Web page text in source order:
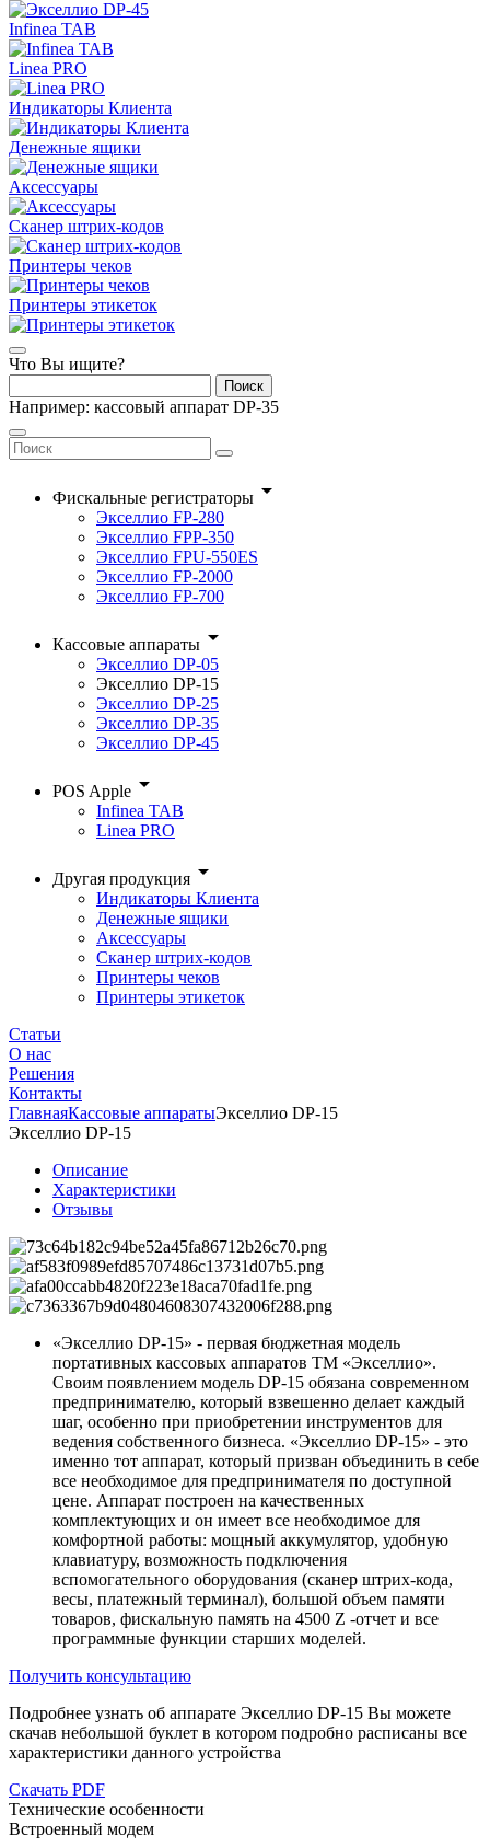
Infinea TAB
Linea PRO
Индикаторы Клиента
Денежные ящики
Аксессуары
Сканер штрих-кодов
Принтеры чеков
Принтеры этикеток
Что Вы ищите?
Поиск
Например: кассовый аппарат DP-35
Фискальные регистраторы arrow_drop_down
Экселлио FP-280
Экселлио FPP-350
Экселлио FPU-550ES
Экселлио FP-2000
Экселлио FP-700
Кассовые аппараты arrow_drop_down
Экселлио DP-05
Экселлио DP-15
Экселлио DP-25
Экселлио DP-35
Экселлио DP-45
POS Apple arrow_drop_down
Infinea TAB
Linea PRO
Другая продукция arrow_drop_down
Индикаторы Клиента
Денежные ящики
Аксессуары
Сканер штрих-кодов
Принтеры чеков
Принтеры этикеток
Статьи
О нас
Решения
Контакты
ГлавнаяКассовые аппаратыЭкселлио DP-15
Экселлио DP-15
Описание
Характеристики
Отзывы
«Экселлио DP-15» - первая бюджетная модель
портативных кассовых аппаратов ТМ «Экселлио».
Своим появлением модель DP-15 обязана современном
предпринимателю, который взвешенно делает каждый
шаг, особенно при приобретении инструментов для
ведения собственного бизнеса. «Экселлио DP-15» - это
именно тот аппарат, который призван объединить в себе
все необходимое для предпринимателя по доступной
цене. Аппарат построен на качественных
комплектующих и он имеет все необходимое для
комфортной работы: мощный аккумулятор, удобную
клавиатуру, возможность подключения
вспомогательного оборудования (сканер штрих-кода,
весы, платежный терминал), большой объем памяти
товаров, фискальную память на 4500 Z -отчет и все
программные функции старших моделей.
Получить консультацию
Подробнее узнать об аппарате Экселлио DP-15 Вы можете
скачав небольшой буклет в котором подробно расписаны все
характеристики данного устройства
Скачать PDF
Технические особенности
Встроенный модем